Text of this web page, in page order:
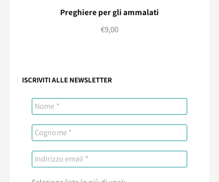
Preghiere per gli ammalati
€9,00
ISCRIVITI ALLE NEWSLETTER